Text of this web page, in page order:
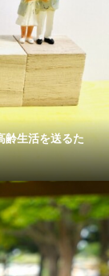
齢生活を送るた